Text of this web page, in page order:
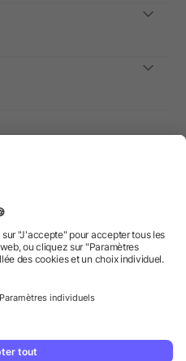
publicitaires et articles
privées.